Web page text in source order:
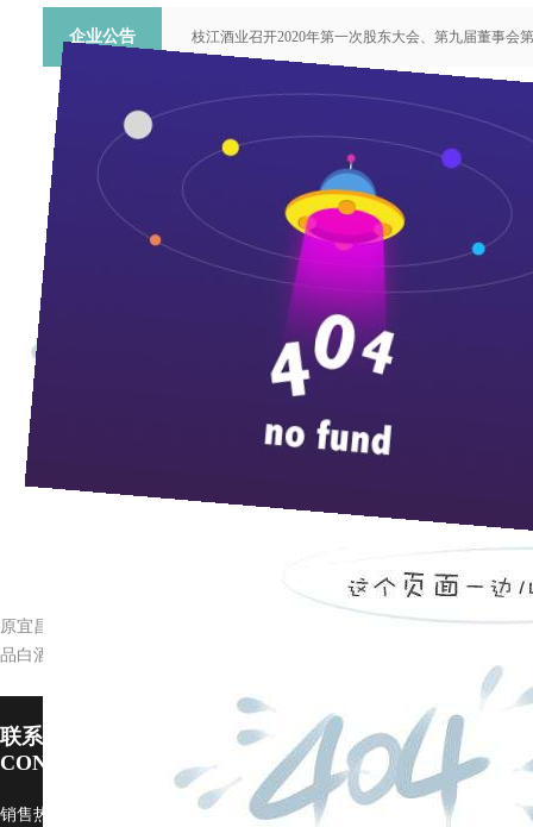
企业公告
枝江酒业召开2020年第一次股东大会、第九届董事会
关于提名推荐第六届中国青年科技工作者协会会员人
枝江酒业召开2018年第二次股东大会、第八届董事会
枝江酒业召开2015年第一次股东大会、第七届董事会
“谦泰吉文苑”征稿启事
近日，枝江酒业又收到国家工商总局商标局核发的
二十余件已达到法定的十年有效期需要办理续展申请
度重视“商标”这一重要的无形资产，从成立知识产权
商标维权保护等方面逐步建立健全了商标战略体系，为
原宜昌市委书记张忠民一行到枝江酒业调研
品白酒，品出一片新天地
联系pp电子宙斯试玩
CONTACT US
销售热线：0717-4229999 广告部： ggb@zi9.com scb@zj9.com